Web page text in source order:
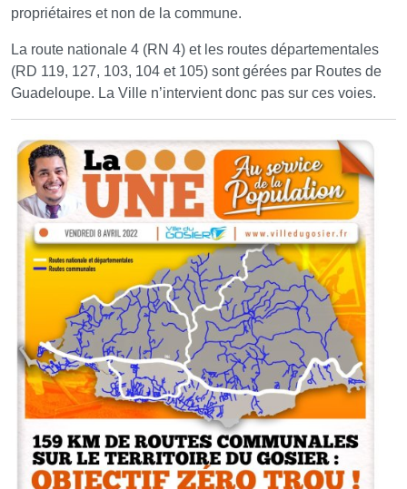
propriétaires et non de la commune.
La route nationale 4 (RN 4) et les routes départementales
(RD 119, 127, 103, 104 et 105) sont gérées par Routes de
Guadeloupe. La Ville n’intervient donc pas sur ces voies.